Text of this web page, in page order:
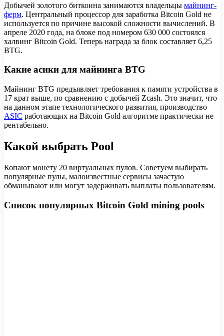
Добычей золотого биткоина занимаются владельцы майнинг-
ферм. Центральный процессор для заработка Bitcoin Gold не
используется по причине высокой сложности вычислений. В
апреле 2020 года, на блоке под номером 630 000 состоялся
халвинг Bitcoin Gold. Теперь награда за блок составляет 6,25
BTG.
Какие асики для майнинга BTG
Майнинг BTG предъявляет требования к памяти устройства в
17 крат выше, по сравнению с добычей Zcash. Это значит, что
на данном этапе технологического развития, производство
ASIC работающих на Bitcoin Gold алгоритме практически не
рентабельно.
Какой выбрать Pool
Копают монету 20 виртуальных пулов. Советуем выбирать
популярные пулы, малоизвестные сервисы зачастую
обманывают или могут задерживать выплаты пользователям.
Список популярных Bitcoin Gold mining pools